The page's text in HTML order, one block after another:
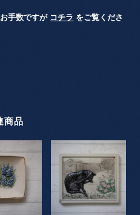
手数ですが コチラ をご覧くださ
商品